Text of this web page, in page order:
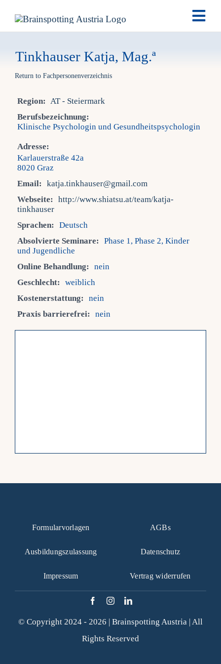
Tinkhauser Katja, Mag.ª
Return to Fachpersonenverzeichnis
Region:
AT - Steiermark
Berufsbezeichnung:
Klinische Psychologin und Gesundheitspsychologin
Adresse:
Karlauerstraße 42a
8020 Graz
Email:
katja.tinkhauser@gmail.com
Webseite:
http://www.shiatsu.at/team/katja-
tinkhauser
Sprachen:
Deutsch
Absolvierte Seminare:
Phase 1, Phase 2, Kinder
und Jugendliche
Online Behandlung:
nein
Geschlecht:
weiblich
Kostenerstattung:
nein
Praxis barrierefrei:
nein
Formularvorlagen
Ausbildungszulassung
Impressum
AGBs
Datenschutz
Vertrag widerrufen
© Copyright 2024 - 2026 | Brainspotting Austria | All
Rights Reserved